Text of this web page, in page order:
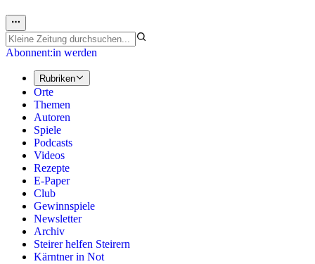
Abonnent:in werden
Rubriken
Orte
Themen
Autoren
Spiele
Podcasts
Videos
Rezepte
E-Paper
Club
Gewinnspiele
Newsletter
Archiv
Steirer helfen Steirern
Kärntner in Not